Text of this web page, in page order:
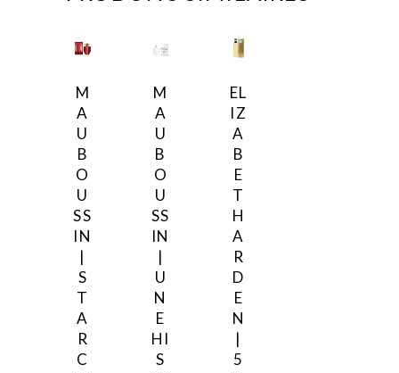
M
A
U
B
O
U
SS
IN
|
S
T
A
R
C
M
A
U
B
O
U
SS
IN
|
U
N
E
HI
S
EL
IZ
A
B
E
T
H
A
R
D
E
N
|
5